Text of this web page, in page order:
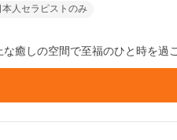
本人セラピストのみ
空間で至福のひと時を過ごしていた
を使用し全身のマッサージを行います。 温かな